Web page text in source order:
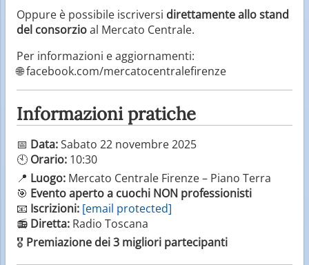
Oppure è possibile iscriversi direttamente allo stand
del consorzioal Mercato Centrale.
Per informazioni e aggiornamenti:
🌐 facebook.com/mercatocentralefirenze
Informazioni pratiche
📅 Data:Sabato 22 novembre 2025
🕙 Orario: 10:30
📍 Luogo: Mercato Centrale Firenze – Piano Terra
🎯 Evento aperto a cuochi NON professionisti
📧 Iscrizioni: [email protected]
📻 Diretta: Radio Toscana
🎖 Premiazione dei 3 migliori partecipanti